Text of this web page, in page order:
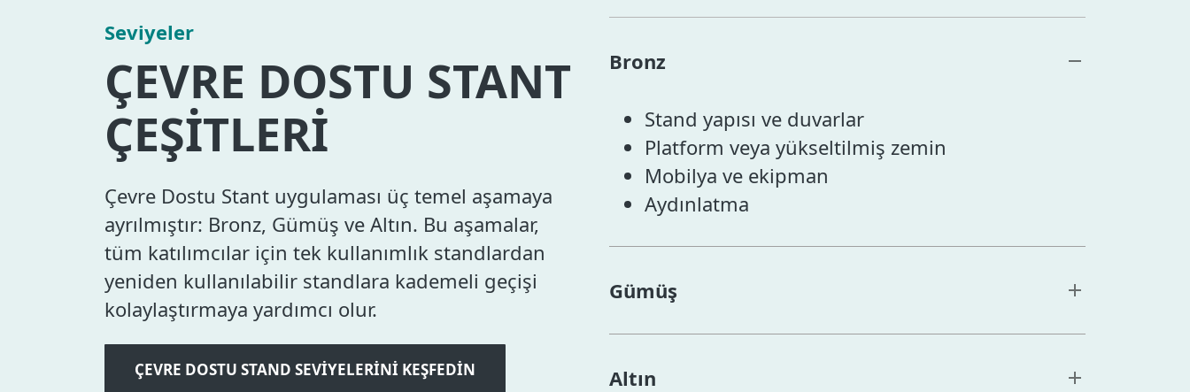
Seviyeler
ÇEVRE DOSTU STANT
ÇEŞİTLERİ
Çevre Dostu Stant uygulaması üç temel aşamaya
ayrılmıştır: Bronz, Gümüş ve Altın. Bu aşamalar,
tüm katılımcılar için tek kullanımlık standlardan
yeniden kullanılabilir standlara kademeli geçişi
kolaylaştırmaya yardımcı olur.
ÇEVRE DOSTU STAND SEVİYELERİNİ KEŞFEDİN
Bronz
Stand yapısı ve duvarlar
Platform veya yükseltilmiş zemin
Mobilya ve ekipman
Aydınlatma
Gümüş
Altın